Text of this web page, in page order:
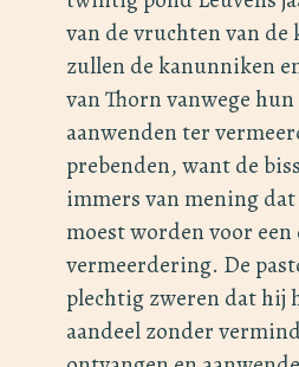
van de vruchten van de
zullen de kanunniken
van Thorn vanwege
aanwenden ter
prebenden, want de
immers van mening
moest worden voor
vermeerdering. De
plechtig zweren dat hij
aandeel zonder